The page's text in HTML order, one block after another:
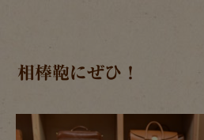
相棒鞄にぜひ！